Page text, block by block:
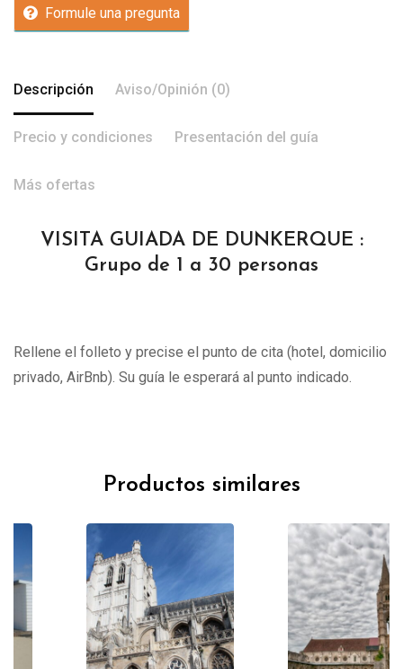
Formule una pregunta
Descripción Aviso/Opinión (0)
Precio y condiciones Presentación del guía
Más ofertas
VISITA GUIADA DE DUNKERQUE :
Grupo de 1 a 30 personas
Rellene el folleto y precise el punto de cita (hotel, domicilio
privado, AirBnb). Su guía le esperará al punto indicado.
Productos similares